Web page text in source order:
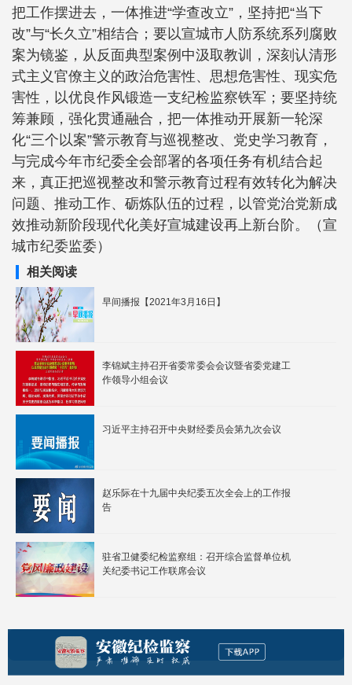
把工作摆进去，一体推进“学查改立”，坚持把“当下
改”与“长久立”相结合；要以宣城市人防系统系列腐败
案为镜鉴，从反面典型案例中汲取教训，深刻认清形
式主义官僚主义的政治危害性、思想危害性、现实危
害性，以优良作风锻造一支纪检监察铁军；要坚持统
筹兼顾，强化贯通融合，把一体推动开展新一轮深
化“三个以案”警示教育与巡视整改、党史学习教育，
与完成今年市纪委全会部署的各项任务有机结合起
来，真正把巡视整改和警示教育过程有效转化为解决
问题、推动工作、砺炼队伍的过程，以管党治党新成
效推动新阶段现代化美好宣城建设再上新台阶。（宣
城市纪委监委）
相关阅读
早间播报【2021年3月16日】
李锦斌主持召开省委常委会会议暨省委党建工
作领导小组会议
习近平主持召开中央财经委员会第九次会议
赵乐际在十九届中央纪委五次全会上的工作报
告
驻省卫健委纪检监察组：召开综合监督单位机
关纪委书记工作联席会议